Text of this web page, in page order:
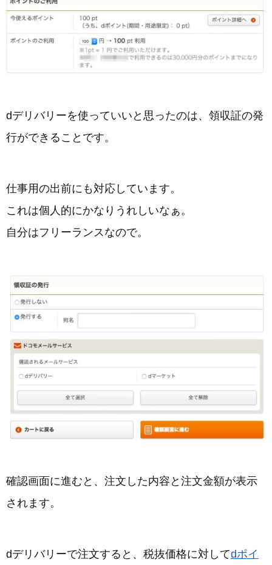
dデリバリーを使っていいと思ったのは、領収証の発
行ができることです。
仕事用の出前にも対応しています。
これは個人的にかなりうれしいなぁ。
自分はフリーランスなので。
確認画面に進むと、注文した内容と注文金額が表示
されます。
dデリバリーで注文すると、税抜価格に対してdポイ